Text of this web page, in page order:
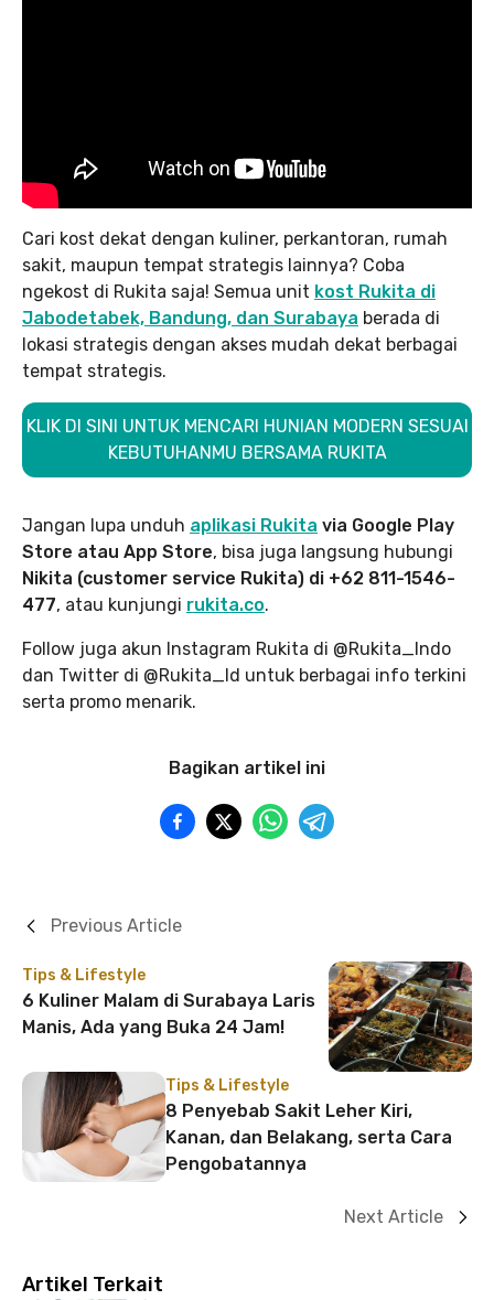
Cari kost dekat dengan kuliner, perkantoran, rumah
sakit, maupun tempat strategis lainnya? Coba
ngekost di Rukita saja! Semua unit kost Rukita di
Jabodetabek, Bandung, dan Surabaya berada di
lokasi strategis dengan akses mudah dekat berbagai
tempat strategis.
KLIK DI SINI UNTUK MENCARI HUNIAN MODERN SESUAI
KEBUTUHANMU BERSAMA RUKITA
Jangan lupa unduh aplikasi Rukita via Google Play
Store atau App Store, bisa juga langsung hubungi
Nikita (customer service Rukita) di +62 811-1546-
477, atau kunjungi rukita.co.
Follow juga akun Instagram Rukita di @Rukita_Indo
dan Twitter di @Rukita_Id untuk berbagai info terkini
serta promo menarik.
Bagikan artikel ini
Tips & Lifestyle
6 Kuliner Malam di Surabaya Laris
Manis, Ada yang Buka 24 Jam!
Previous Article
Tips & Lifestyle
8 Penyebab Sakit Leher Kiri,
Kanan, dan Belakang, serta Cara
Pengobatannya
Next Article
Artikel Terkait